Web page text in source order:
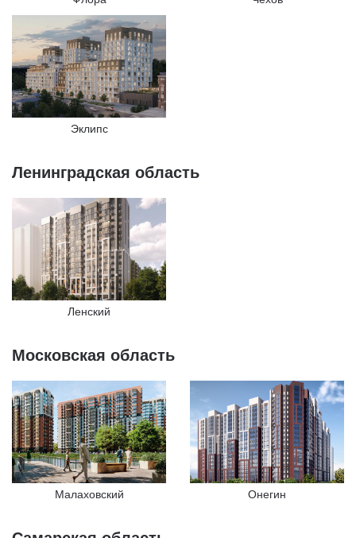
Эклипс
Ленинградская область
Ленский
Московская область
Малаховский Онегин